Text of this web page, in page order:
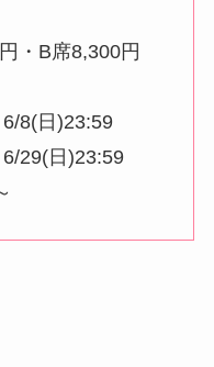
・B席8,300円
8(日)23:59
29(日)23:59